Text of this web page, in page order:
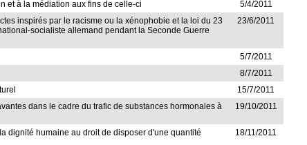
et à la médiation aux fins de celle-ci
5/4/2011
inspirés par le racisme ou la xénophobie et la loi du 23
socialiste allemand pendant la Seconde Guerre
23/6/2011
5/7/2011
8/7/2011
15/7/2011
dans le cadre du trafic de substances hormonales à
19/10/2011
dignité humaine au droit de disposer d'une quantité
18/11/2011